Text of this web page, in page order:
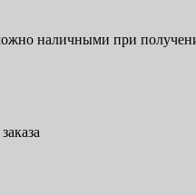
наличными при